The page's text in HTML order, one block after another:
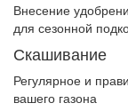
Внесение
для сезонной
Скашивание
Регулярное и
вашего газона